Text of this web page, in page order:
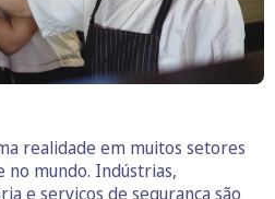
realidade em muitos setores
no mundo. Indústrias,
e serviços de segurança são